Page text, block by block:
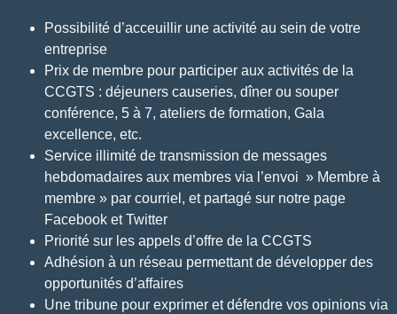
Possibilité d’acceuillir une activité au sein de votre
entreprise
Prix de membre pour participer aux activités de la
CCGTS : déjeuners causeries, dîner ou souper
conférence, 5 à 7, ateliers de formation, Gala
excellence, etc.
Service illimité de transmission de messages
hebdomadaires aux membres via l’envoi » Membre à
membre » par courriel, et partagé sur notre page
Facebook et Twitter
Priorité sur les appels d’offre de la CCGTS
Adhésion à un réseau permettant de développer des
opportunités d’affaires
Une tribune pour exprimer et défendre vos opinions via